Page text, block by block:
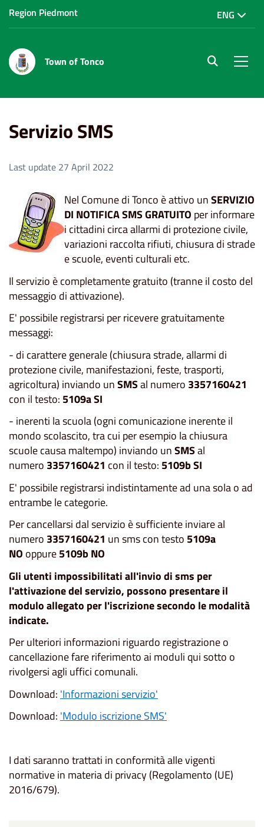
Region Piedmont ENG
Town of Tonco site.searc
Servizio SMS
Last update 27 April 2022
Nel Comune di Tonco è attivo unSERVIZIO
DI NOTIFICA SMS GRATUITO per informare
i cittadini circa allarmi di protezione civile,
variazioni raccolta rifiuti, chiusura di strade
e scuole, eventi culturali etc.
Il servizio è completamente gratuito (tranne il costo del
messaggio di attivazione).
E' possibile registrarsi per ricevere gratuitamente
messaggi:
- di carattere generale (chiusura strade, allarmi di
protezione civile, manifestazioni, feste, trasporti,
agricoltura) inviando unSMSal numero 3357160421
con il testo: 5109a SI
- inerenti la scuola (ogni comunicazione inerente il
mondo scolascito, tra cui per esempio la chiusura
scuole causa maltempo) inviando unSMSal
numero 3357160421 con il testo: 5109b SI
E' possibile registrarsi indistintamente ad una sola o ad
entrambe le categorie.
Per cancellarsi dal servizio è sufficiente inviare al
numero 3357160421 un sms con testo 5109a
NO oppure5109b NO
Gli utenti impossibilitati all'invio di sms per
l'attivazione del servizio, possono presentare il
modulo allegato per l'iscrizione secondo le modalità
indicate.
Per ulteriori informazioni riguardo registrazione o
cancellazione fare riferimento ai moduli qui sotto o
rivolgersi agli uffici comunali.
Download: 'Informazioni servizio'
Download: 'Modulo iscrizione SMS'
I dati saranno trattati in conformità alle vigenti
normative in materia di privacy (Regolamento (UE)
2016/679).